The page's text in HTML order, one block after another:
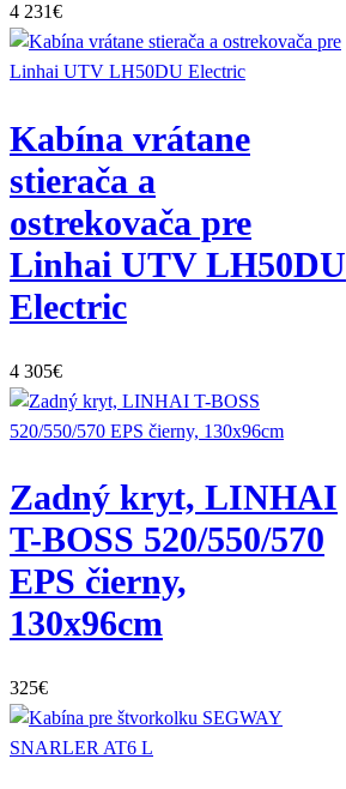
4 231€
Kabína vrátane
stierača a
ostrekovača pre
Linhai UTV LH50DU
Electric
4 305€
Zadný kryt, LINHAI
T-BOSS 520/550/570
EPS čierny,
130x96cm
325€